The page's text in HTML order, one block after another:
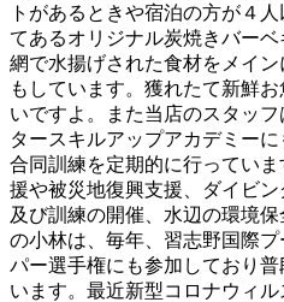
トがあるときや宿泊の方が４
てあるオリジナル炭焼きバー
網で水揚げされた食材をメイ
もしています。獲れたて新鮮
いですよ。また当店のスタッ
タースキルアップアカデミー
合同訓練を定期的に行ってい
援や被災地復興支援、ダイビ
及び訓練の開催、水辺の環境
の小林は、毎年、習志野国際
パー選手権にも参加しており
います。最近新型コロナウィ